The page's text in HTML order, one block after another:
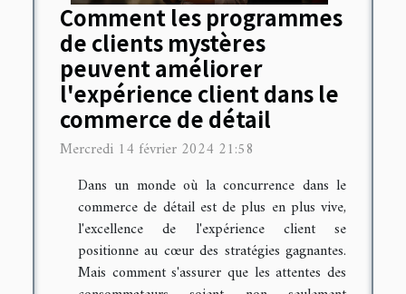
Comment les programmes
de clients mystères
peuvent améliorer
l'expérience client dans le
commerce de détail
Mercredi 14 février 2024 21:58
Dans un monde où la concurrence dans le
commerce de détail est de plus en plus vive,
l'excellence de l'expérience client se
positionne au cœur des stratégies gagnantes.
Mais comment s'assurer que les attentes des